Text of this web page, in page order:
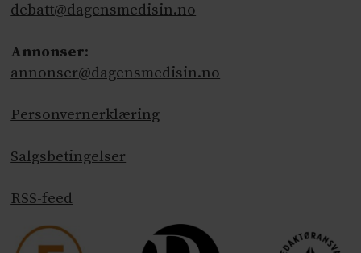
debatt@dagensmedisin.no
Annonser:
annonser@dagensmedisin.no
Personvernerklæring
Salgsbetingelser
RSS-feed